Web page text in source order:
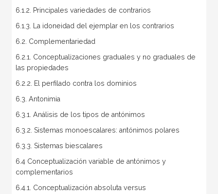
6.1.2. Principales variedades de contrarios
6.1.3. La idoneidad del ejemplar en los contrarios
6.2. Complementariedad
6.2.1. Conceptualizaciones graduales y no graduales de
las propiedades
6.2.2. El perfilado contra los dominios
6.3. Antonimia
6.3.1. Análisis de los tipos de antónimos
6.3.2. Sistemas monoescalares: antónimos polares
6.3.3. Sistemas biescalares
6.4 Conceptualización variable de antónimos y
complementarios
6.4.1. Conceptualización absoluta versus